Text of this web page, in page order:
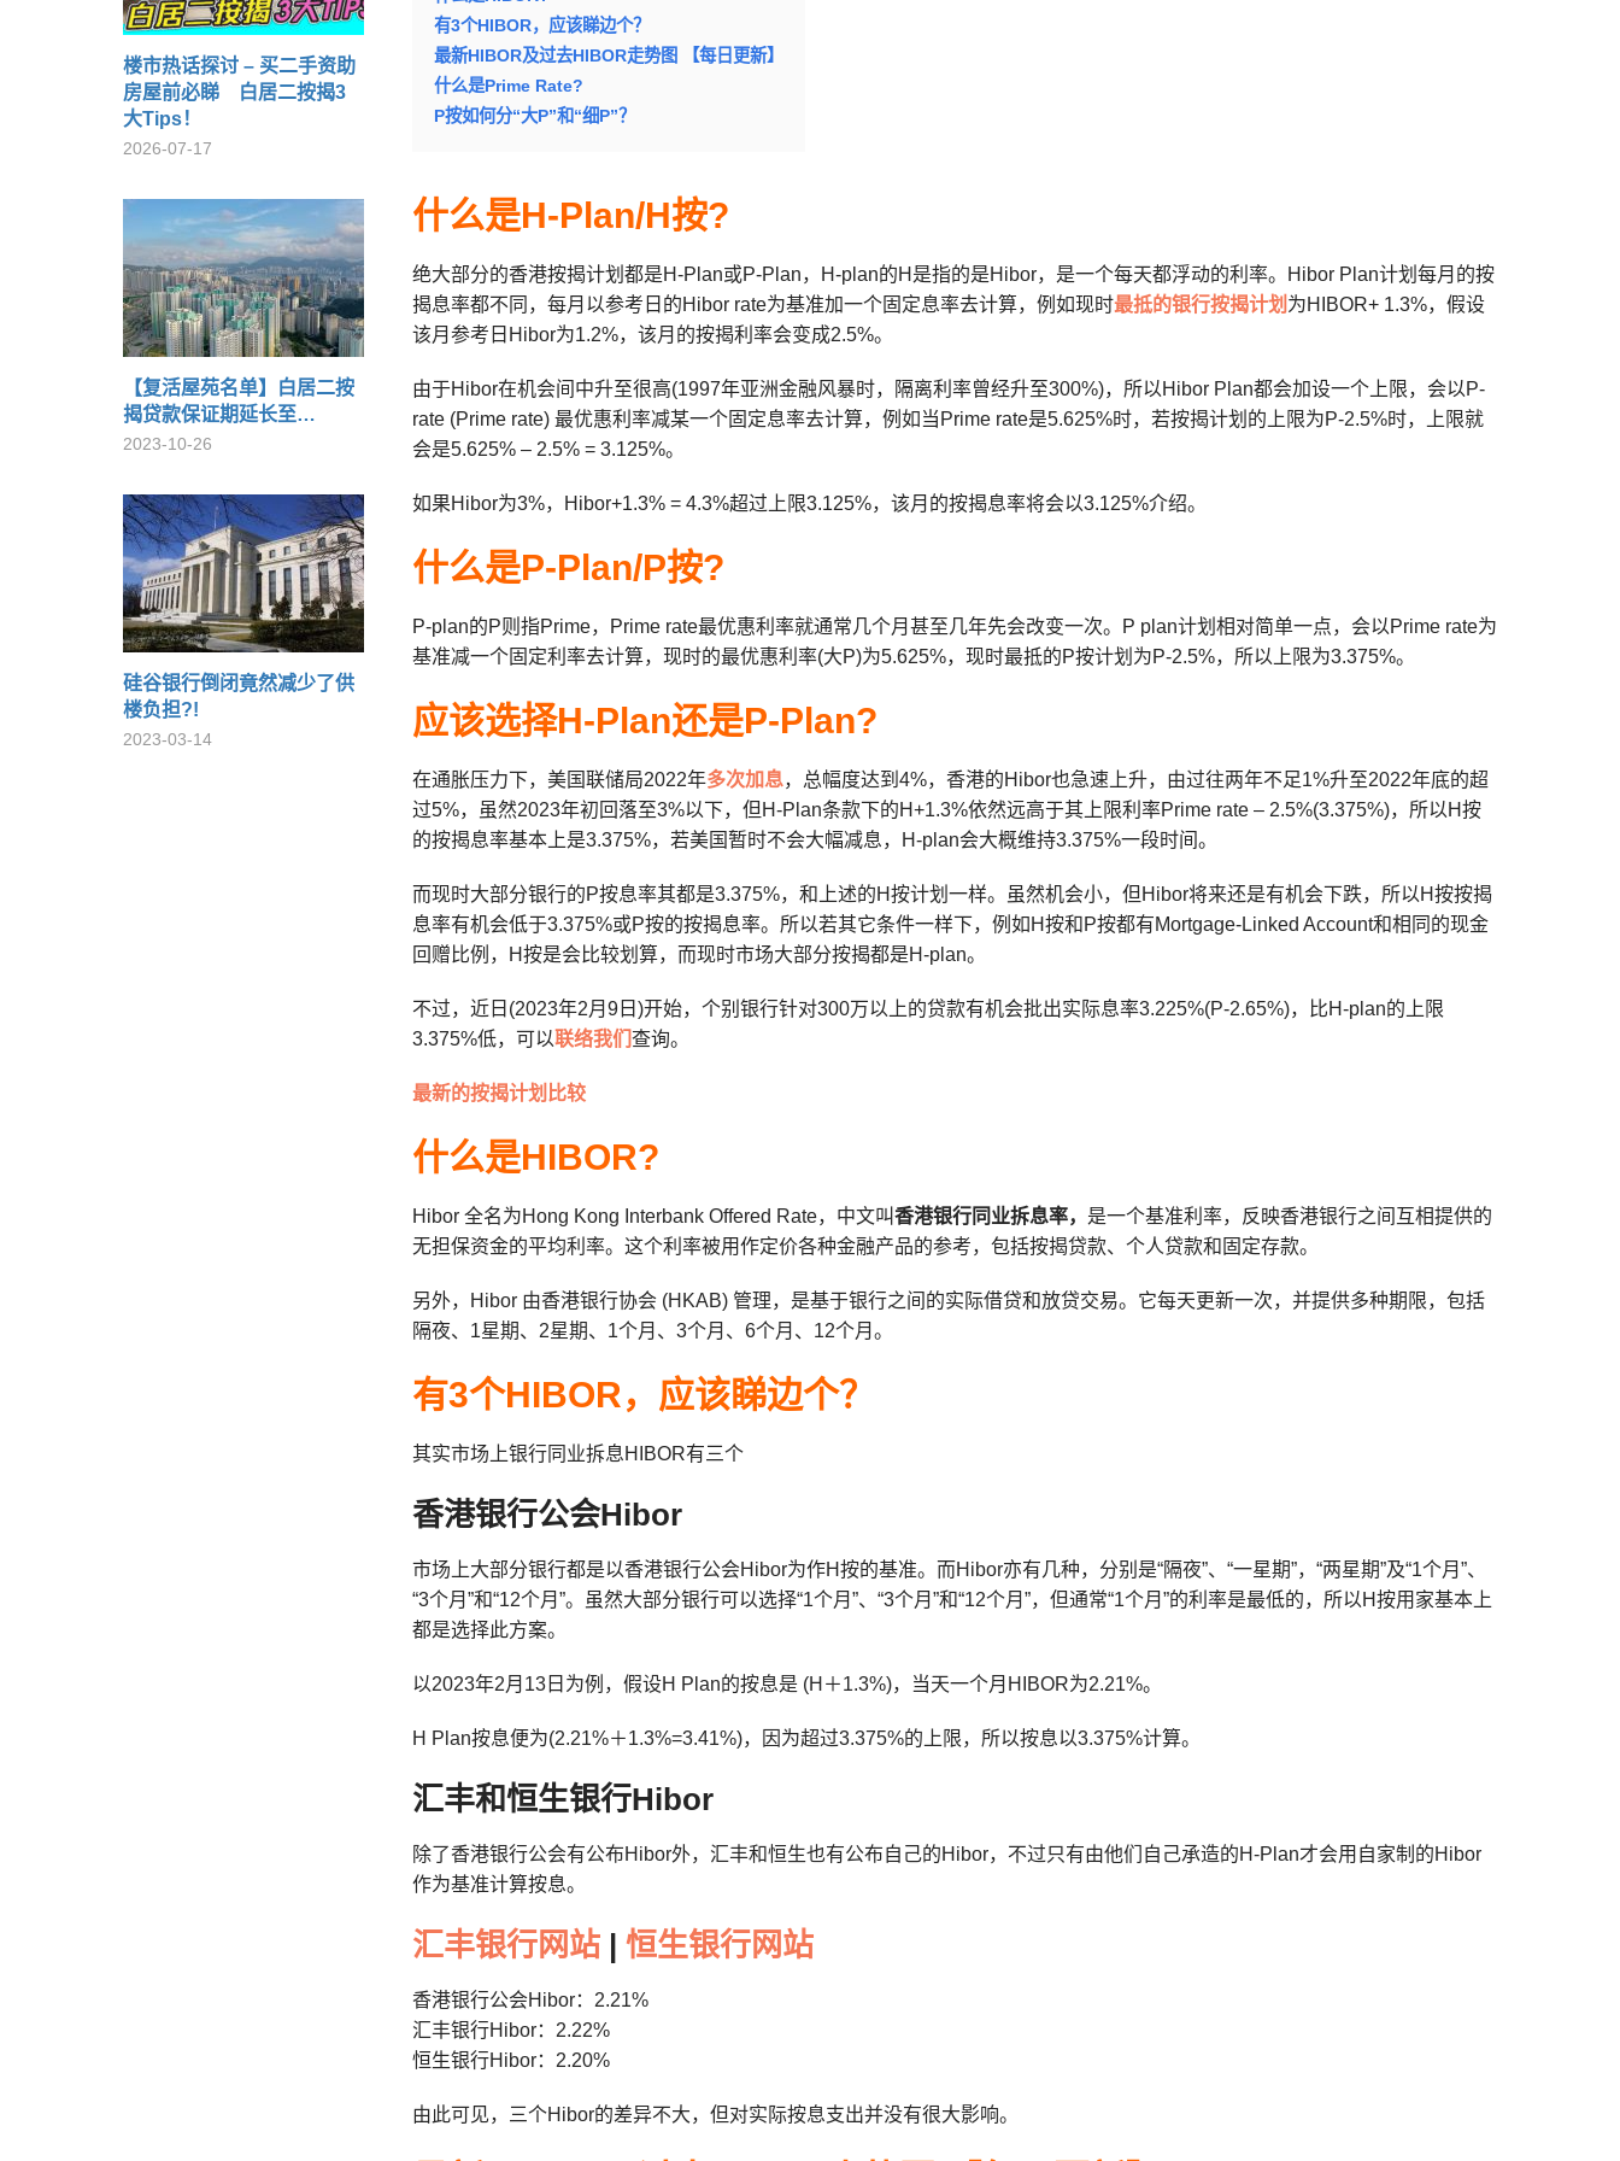
楼市热话探讨 – 买二手资助
房屋前必睇 白居二按揭3
大Tips！
2026-07-17
【复活屋苑名单】白居二按
揭贷款保证期延长至…
2023-10-26
硅谷银行倒闭竟然减少了供
楼负担?!
2023-03-14
有3个HIBOR，应该睇边个？
最新HIBOR及过去HIBOR走势图 【每日更新】
什么是Prime Rate?
P按如何分“大P”和“细P”？
什么是H-Plan/H按?
绝大部分的香港按揭计划都是H-Plan或P-Plan，H-plan的H是指的是Hibor，是一个每天都浮动的利率。Hibor Plan计划每月的按
揭息率都不同，每月以参考日的Hibor rate为基准加一个固定息率去计算，例如现时最抵的银行按揭计划 为HIBOR+ 1.3%，假设
该月参考日Hibor为1.2%，该月的按揭利率会变成2.5%。
由于Hibor在机会间中升至很高(1997年亚洲金融风暴时，隔离利率曾经升至300%)，所以Hibor Plan都会加设一个上限，会以P-
rate (Prime rate) 最优惠利率减某一个固定息率去计算，例如当Prime rate是5.625%时，若按揭计划的上限为P-2.5%时，上限就
会是5.625% – 2.5% = 3.125%。
如果Hibor为3%，Hibor+1.3% = 4.3%超过上限3.125%，该月的按揭息率将会以3.125%介绍。
什么是P-Plan/P按?
P-plan的P则指Prime，Prime rate最优惠利率就通常几个月甚至几年先会改变一次。P plan计划相对简单一点，会以Prime rate为
基准减一个固定利率去计算，现时的最优惠利率(大P)为5.625%，现时最抵的P按计划为P-2.5%，所以上限为3.375%。
应该选择H-Plan还是P-Plan?
在通胀压力下，美国联储局2022年多次加息，总幅度达到4%，香港的Hibor也急速上升，由过往两年不足1%升至2022年底的超
过5%，虽然2023年初回落至3%以下，但H-Plan条款下的H+1.3%依然远高于其上限利率Prime rate – 2.5%(3.375%)，所以H按
的按揭息率基本上是3.375%，若美国暂时不会大幅减息，H-plan会大概维持3.375%一段时间。
而现时大部分银行的P按息率其都是3.375%，和上述的H按计划一样。虽然机会小，但Hibor将来还是有机会下跌，所以H按按揭
息率有机会低于3.375%或P按的按揭息率。所以若其它条件一样下，例如H按和P按都有Mortgage-Linked Account和相同的现金
回赠比例，H按是会比较划算，而现时市场大部分按揭都是H-plan。
不过，近日(2023年2月9日)开始，个别银行针对300万以上的贷款有机会批出实际息率3.225%(P-2.65%)，比H-plan的上限
3.375%低，可以联络我们 查询。
最新的按揭计划比较
什么是HIBOR?
Hibor 全名为Hong Kong Interbank Offered Rate，中文叫香港银行同业拆息率， 是一个基准利率，反映香港银行之间互相提供的
无担保资金的平均利率。这个利率被用作定价各种金融产品的参考，包括按揭贷款、个人贷款和固定存款。
另外，Hibor 由香港银行协会 (HKAB) 管理，是基于银行之间的实际借贷和放贷交易。它每天更新一次，并提供多种期限，包括
隔夜、1星期、2星期、1个月、3个月、6个月、12个月。
有3个HIBOR，应该睇边个？
其实市场上银行同业拆息HIBOR有三个
香港银行公会Hibor
市场上大部分银行都是以香港银行公会Hibor为作H按的基准。而Hibor亦有几种，分别是“隔夜”、“一星期”，“两星期”及“1个月”、
“3个月”和“12个月”。虽然大部分银行可以选择“1个月”、“3个月”和“12个月”，但通常“1个月”的利率是最低的，所以H按用家基本上
都是选择此方案。
以2023年2月13日为例，假设H Plan的按息是 (H＋1.3%)，当天一个月HIBOR为2.21%。
H Plan按息便为(2.21%＋1.3%=3.41%)，因为超过3.375%的上限，所以按息以3.375%计算。
汇丰和恒生银行Hibor
除了香港银行公会有公布Hibor外，汇丰和恒生也有公布自己的Hibor，不过只有由他们自己承造的H-Plan才会用自家制的Hibor
作为基准计算按息。
汇丰银行网站 | 恒生银行网站
香港银行公会Hibor：2.21%
汇丰银行Hibor：2.22%
恒生银行Hibor：2.20%
由此可见，三个Hibor的差异不大，但对实际按息支出并没有很大影响。